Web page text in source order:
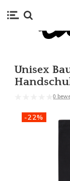
Unisex
0
-22%